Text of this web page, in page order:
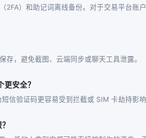
2FA）和助记词离线备份。对于交易平台账
存，避免截图、云端同步或聊天工具泄露。
安全？
信验证码更容易受到拦截或 SIM 卡劫持影响